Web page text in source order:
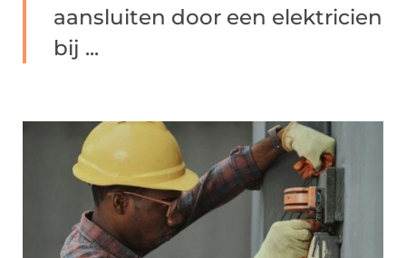
aansluiten door een elektricien
bij ...